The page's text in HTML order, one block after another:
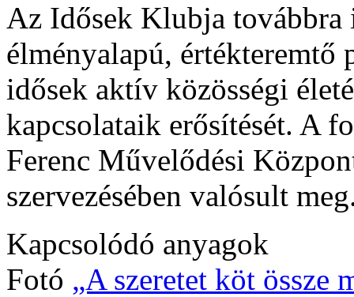
Az Idősek Klubja továbbra
élményalapú, értékteremtő
idősek aktív közösségi
kapcsolataik erősítését. A
Ferenc Művelődési
szervezésében valósult
Kapcsolódó anyagok
Fotó „A szeretet köt össze